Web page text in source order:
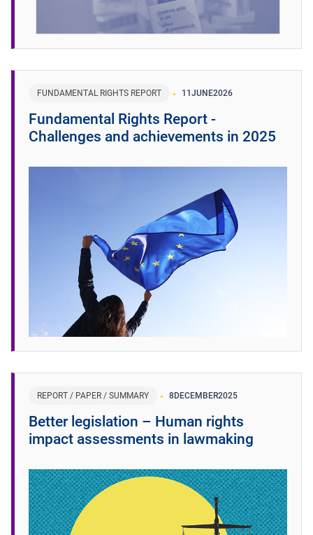
FUNDAMENTAL RIGHTS REPORT 11 JUNE2026
Fundamental Rights Report -
Challenges and achievements in 2025
REPORT / PAPER / SUMMARY 8DECEMBER2025
Better legislation – Human rights
impact assessments in lawmaking